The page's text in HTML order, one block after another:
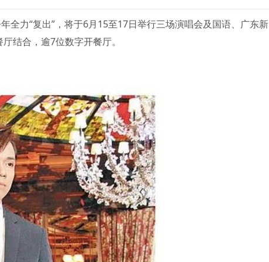
全力“复出”，将于6月15至17日举行三场演唱会及国语、广东新
结合，逾7位数字开餐厅。